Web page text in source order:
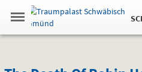
Springe
zum
,zum
.
Navigation
Menü
Gehe
zur
Standortauswahl
Hinweis